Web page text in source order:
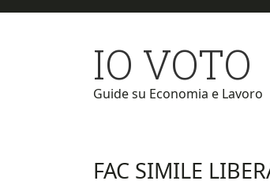
Skip
Skip
IO VOTO
Guide su Economia e Lavoro
FAC SIMILE